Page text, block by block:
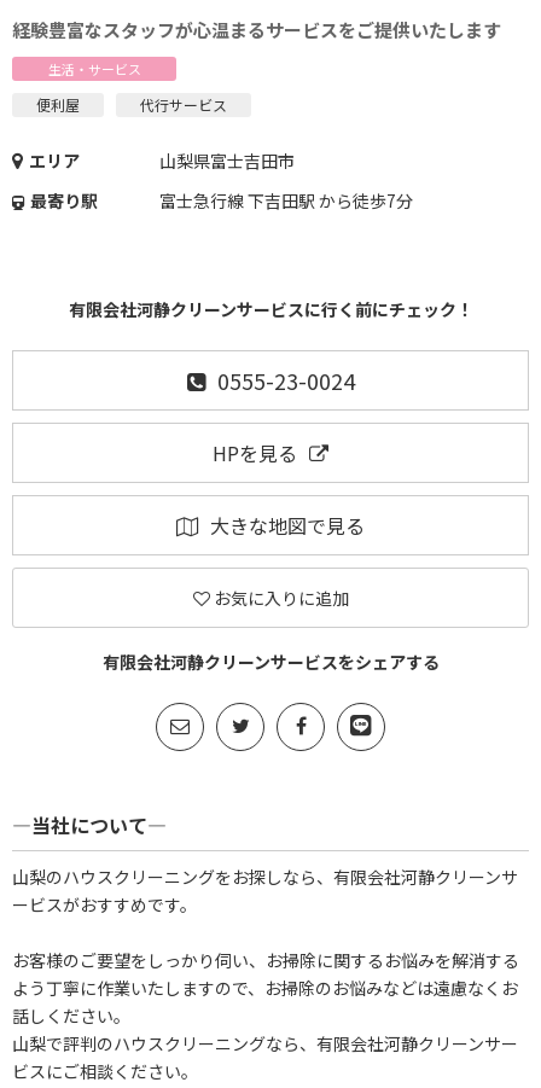
経験豊富なスタッフが心温まるサービスをご提供いたします
生活・サービス
便利屋 代行サービス
エリア
山梨県富士吉田市
最寄り駅
富士急行線 下吉田駅 から徒歩7分
有限会社河静クリーンサービスに行く前にチェック！
0555-23-0024
HPを見る
大きな地図で見る
お気に入りに追加
有限会社河静クリーンサービスをシェアする
―当社について―
山梨のハウスクリーニングをお探しなら、有限会社河静クリーンサ
ービスがおすすめです。
お客様のご要望をしっかり伺い、お掃除に関するお悩みを解消する
よう丁寧に作業いたしますので、お掃除のお悩みなどは遠慮なくお
話しください。
山梨で評判のハウスクリーニングなら、有限会社河静クリーンサー
ビスにご相談ください。